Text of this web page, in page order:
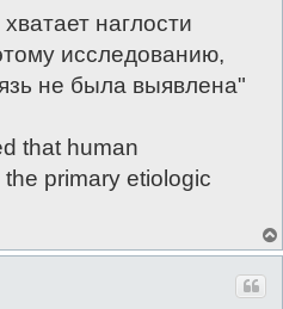
наглости
исследованию,
не была выявлена"
that human
primary etiologic